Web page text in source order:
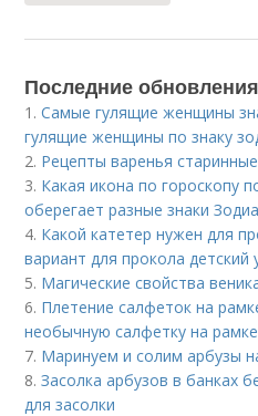
Последние
1.Самые гулящие женщины
гулящие женщины по знаку
2. Рецепты варенья
3. Какая икона по гороскопу
оберегает разные знаки
4. Какой катетер нужен для
вариант для прокола детский
5. Магические свойства
6. Плетение салфеток на
необычную салфетку на
7. Маринуем и солим арбузы
8.Засолка арбузов в банках
для засолки